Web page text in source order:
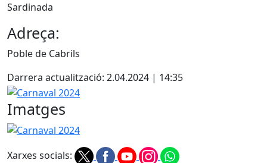
Sardinada
Adreça:
Poble de Cabrils
Darrera actualització: 2.04.2024 | 14:35
Carnaval 2024
Imatges
Carnaval 2024
Xarxes socials: